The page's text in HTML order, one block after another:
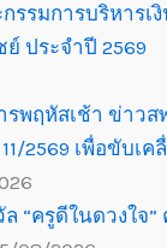
รรมการบริหารเ
ประจำปี 2569
รพฤหัสเช้า ข่าวส
2569 เพื่อขับเค
“ครูดีในดวงใจ”